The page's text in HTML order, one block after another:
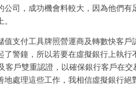
公司，成功機會料較大，因為他們有
值支付工具牌照營運商及轉數快客戶
了警鐘，所以若要在虛擬銀行上執行
客戶雙重認證，以確保銀行客戶在
地處理這些工作，我相信虛擬銀行絕